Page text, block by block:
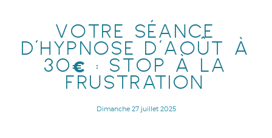
VOTRE SÉANCE
D'HYPNOSE D'AOÛT À
30€ : STOP À LA
FRUSTRATION
Dimanche 27 juillet 2025